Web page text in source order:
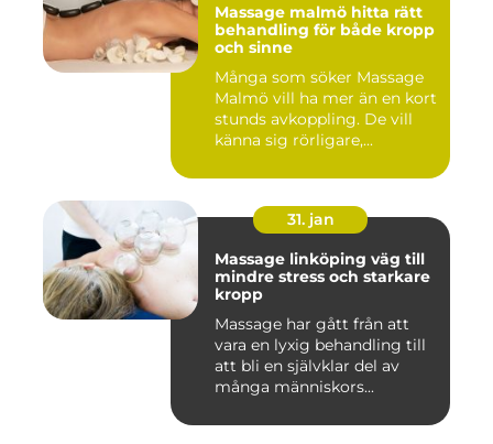
Massage malmö hitta rätt
behandling för både kropp
och sinne
Många som söker Massage
Malmö vill ha mer än en kort
stunds avkoppling. De vill
känna sig rörligare,...
31. jan
Massage linköping väg till
mindre stress och starkare
kropp
Massage har gått från att
vara en lyxig behandling till
att bli en självklar del av
många människors...